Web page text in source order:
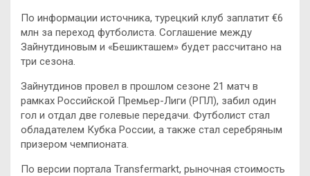
По информации источника, турецкий клуб заплатит €6
млн за переход футболиста. Соглашение между
Зайнутдиновым и «Бешикташем» будет рассчитано на
три сезона.
Зайнутдинов провел в прошлом сезоне 21 матч в
рамках Российской Премьер-Лиги (РПЛ), забил один
гол и отдал две голевые передачи. Футболист стал
обладателем Кубка России, а также стал серебряным
призером чемпионата.
По версии портала Transfermarkt, рыночная стоимость